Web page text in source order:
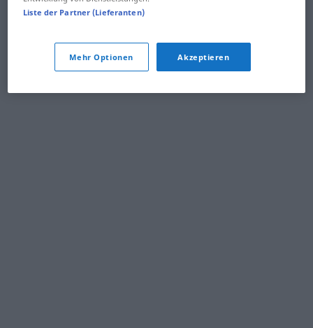
Liste der Partner (Lieferanten)
Mehr Optionen Akzeptieren